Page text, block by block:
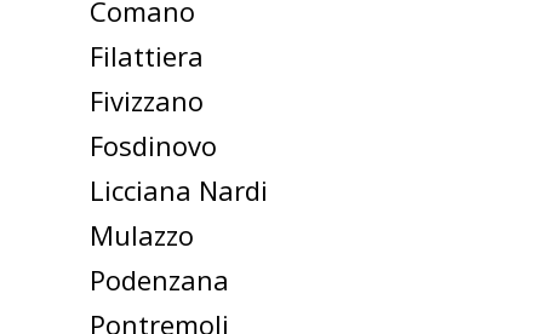
Comano
Filattiera
Fivizzano
Fosdinovo
Licciana Nardi
Mulazzo
Podenzana
Pontremoli